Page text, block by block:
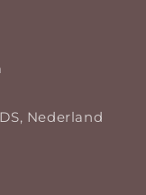
Nederland